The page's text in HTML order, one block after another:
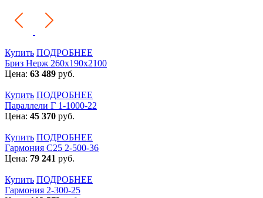
Купить ПОДРОБНЕЕ
Бриз Нерж 260х190х2100
Цена: 63 489 руб.
Купить ПОДРОБНЕЕ
Параллели Г 1-1000-22
Цена: 45 370 руб.
Купить ПОДРОБНЕЕ
Гармония С25 2-500-36
Цена: 79 241 руб.
Купить ПОДРОБНЕЕ
Гармония 2-300-25